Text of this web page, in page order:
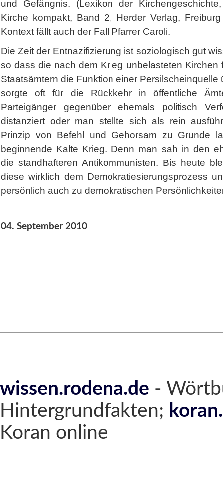
und Gefängnis. (Lexikon der
Kirche kompakt, Band 2, Herder Verlag,
Kontext fällt auch der Fall Pfarrer Caroli.
Die Zeit der Entnazifizierung ist soziologisch gut
so dass die nach dem Krieg unbelasteten Kirchen
Staatsämtern die Funktion einer
sorgte oft für die Rückkehr in öffentliche
Parteigänger gegenüber ehemals politisch
distanziert oder man stellte sich als rein
Prinzip von Befehl und Gehorsam zu Grunde
beginnende Kalte Krieg. Denn man sah in den
die standhafteren Antikommunisten. Bis heute
diese wirklich dem Demokratiesierungsprozess
persönlich auch zu demokratischen
04. September 2010
wissen.rodena.de -
Hintergrundfakten;
Koran online